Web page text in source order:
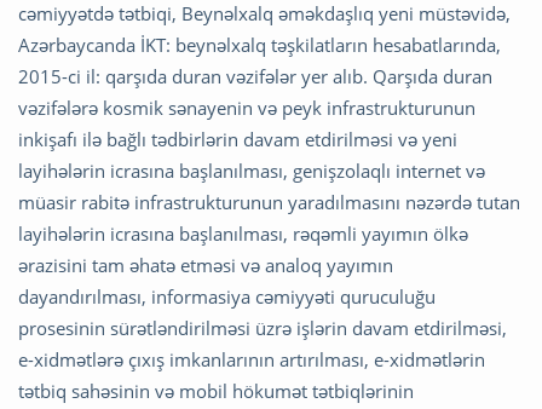
cəmiyyətdə tətbiqi, Beynəlxalq əməkdaşlıq yeni müstəvidə,
Azərbaycanda İKT: beynəlxalq təşkilatların hesabatlarında,
2015-ci il: qarşıda duran vəzifələr yer alıb. Qarşıda duran
vəzifələrə kosmik sənayenin və peyk infrastrukturunun
inkişafı ilə bağlı tədbirlərin davam etdirilməsi və yeni
layihələrin icrasına başlanılması, genişzolaqlı internet və
müasir rabitə infrastrukturunun yaradılmasını nəzərdə tutan
layihələrin icrasına başlanılması, rəqəmli yayımın ölkə
ərazisini tam əhatə etməsi və analoq yayımın
dayandırılması, informasiya cəmiyyəti quruculuğu
prosesinin sürətləndirilməsi üzrə işlərin davam etdirilməsi,
e-xidmətlərə çıxış imkanlarının artırılması, e-xidmətlərin
tətbiq sahəsinin və mobil hökumət tətbiqlərinin